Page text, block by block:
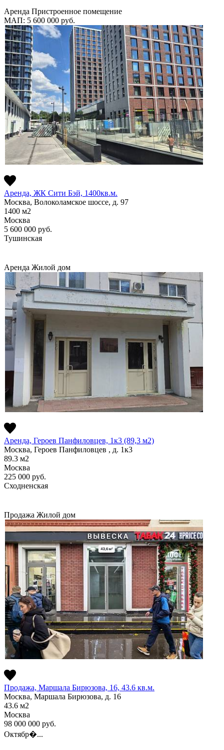
Аренда Пристроенное помещение
МАП: 5 600 000 руб.
Аренда, ЖК Сити Бэй, 1400кв.м.
Москва, Волоколамское шоссе, д. 97
1400 м2
Москва
5 600 000 руб.
Тушинская
Аренда Жилой дом
Аренда, Героев Панфиловцев, 1к3 (89,3 м2)
Москва, Героев Панфиловцев , д. 1к3
89.3 м2
Москва
225 000 руб.
Сходненская
Продажа Жилой дом
Продажа, Маршала Бирюзова, 16, 43.6 кв.м.
Москва, Маршала Бирюзова, д. 16
43.6 м2
Москва
98 000 000 руб.
Октябр�...